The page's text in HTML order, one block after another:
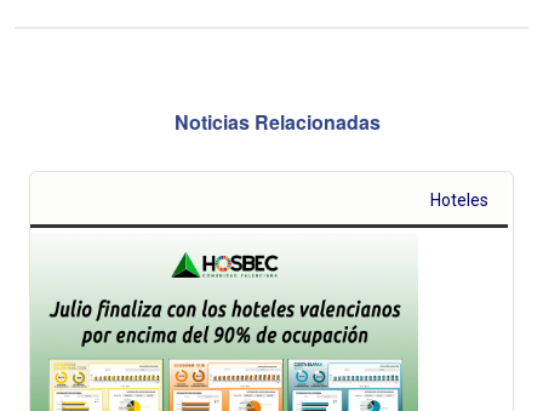
Noticias Relacionadas
Hoteles